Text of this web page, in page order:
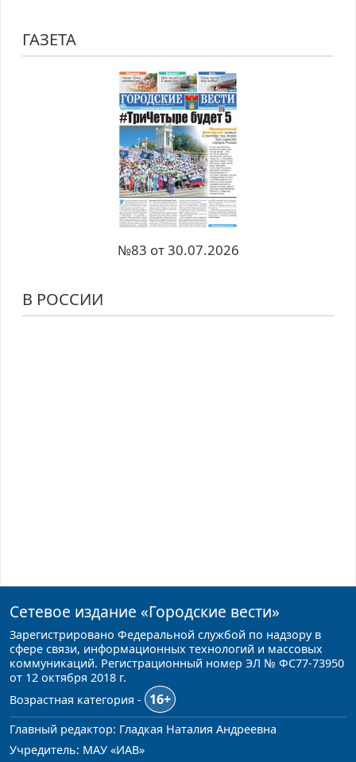
ГАЗЕТА
№83 от 30.07.2026
В РОССИИ
Сетевое издание «Городские вести»
Зарегистрировано Федеральной службой по надзору в
сфере связи, информационных технологий и массовых
коммуникаций. Регистрационный номер ЭЛ № ФС77-73950
от 12 октября 2018 г.
Возрастная категория -
16+
Главный редактор: Гладкая Наталия Андреевна
Учредитель: МАУ «ИАВ»